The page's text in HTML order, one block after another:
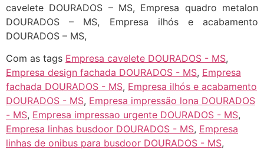
cavelete DOURADOS – MS, Empresa quadro metalon
DOURADOS – MS, Empresa ilhós e acabamento
DOURADOS – MS,
Com as tags Empresa cavelete DOURADOS - MS,
Empresa design fachada DOURADOS - MS, Empresa
fachada DOURADOS - MS, Empresa ilhós e acabamento
DOURADOS - MS, Empresa impressão lona DOURADOS
- MS, Empresa impressao urgente DOURADOS - MS,
Empresa linhas busdoor DOURADOS - MS, Empresa
linhas de onibus para busdoor DOURADOS - MS,